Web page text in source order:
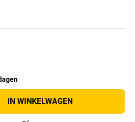
IN WINKELWAGEN